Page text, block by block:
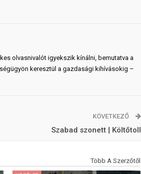
olvasnivalót igyekszik kínálni, bemutatva a
keresztül a gazdasági kihívásokig –
KÖVETKEZŐ
Szabad szonett | Költőtoll
Több A Szerzőtől